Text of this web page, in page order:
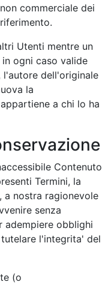
commerciale dei
Utenti mentre un
ogni caso valide
l'autore dell'originale
la
a chi lo ha
Contenuto
Termini, la
nostra ragionevole
senza
adempiere obblighi
l'integrita' del
(o